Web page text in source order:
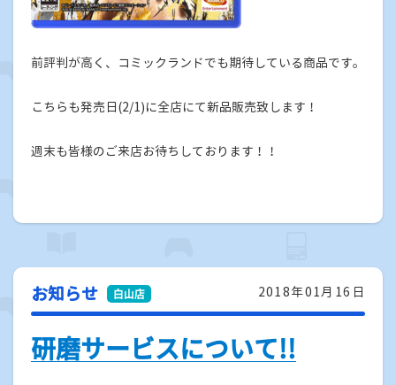
前評判が高く、コミックランドでも期待している商品です。
こちらも発売日(2/1)に全店にて新品販売致します！
週末も皆様のご来店お待ちしております！！
2018年01月16日
お知らせ
研磨サービスについて!!